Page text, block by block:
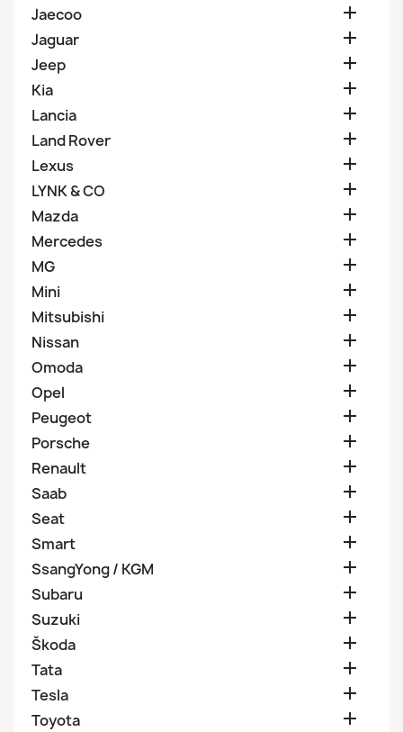
Jaecoo 
Jaguar 
Jeep 
Kia 
Lancia 
Land Rover 
Lexus 
LYNK & CO 
Mazda 
Mercedes 
MG 
Mini 
Mitsubishi 
Nissan 
Omoda 
Opel 
Peugeot 
Porsche 
Renault 
Saab 
Seat 
Smart 
SsangYong / KGM 
Subaru 
Suzuki 
Škoda 
Tata 
Tesla 
Toyota 